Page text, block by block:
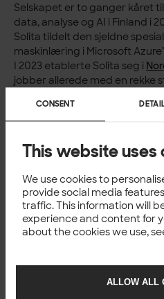
CONSENT
This website uses
We use cookies to
provide social media
traffic. This information will
experience and content for
about the cookies we use,
ALLOW ALL
Selskapet er to ganger kåret
data, analyse og AI i Finland i
Solita tildelt den sjeldne
maskinlæring i Microsoft
I 2023 etablerte Solita seg i
jobber allerede med en rekke
For mer
kontakt
Minna Pinola, Communications
minna.pinola@solita.fi
Happening